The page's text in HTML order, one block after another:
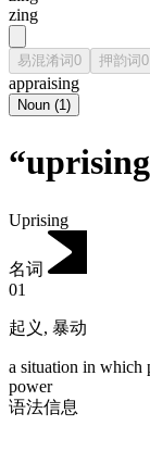
zing
易混淆词0 押韵词0
appraising
Noun (1)
Uprising
名词
01
起义 , 暴动
a situation in which
power
语法信息